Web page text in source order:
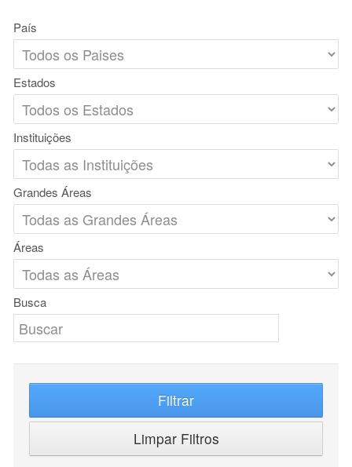
País
Estados
Instituições
Grandes Áreas
Áreas
Busca
Filtrar
Limpar Filtros